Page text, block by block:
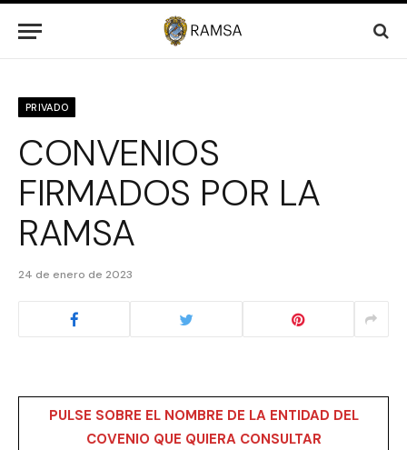
PRIVADO
CONVENIOS
FIRMADOS POR LA
RAMSA
24 de enero de 2023
PULSE SOBRE EL NOMBRE DE LA ENTIDAD DEL
COVENIO QUE QUIERA CONSULTAR